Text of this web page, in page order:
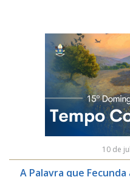
10 de
A Palavra que Fecunda